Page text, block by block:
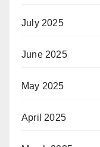
July 2025
June 2025
May 2025
April 2025